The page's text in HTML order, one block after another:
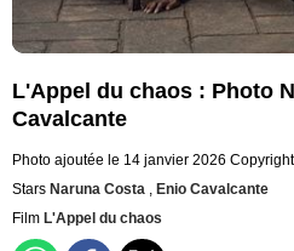
L'Appel du chaos : Photo
Cavalcante
Photo ajoutée le 14 janvier 2026
Stars Naruna Costa , Enio Cavalcante
Film L'Appel du chaos